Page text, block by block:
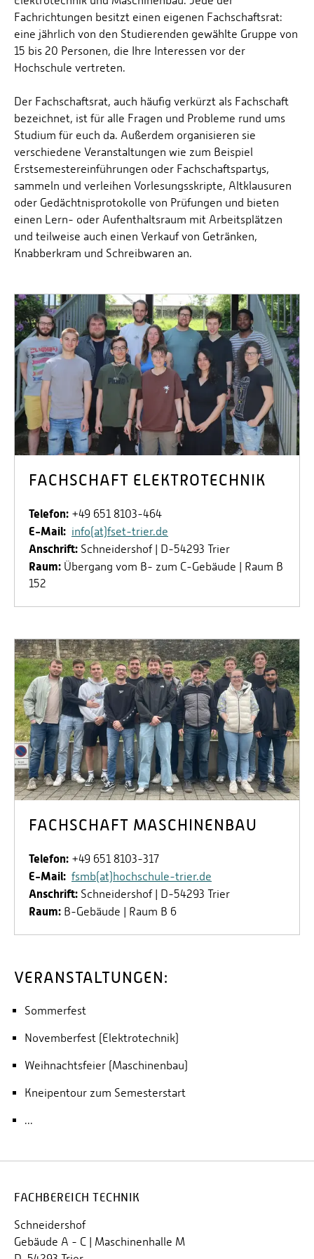
Fachrichtungen besitzt einen eigenen Fachschaftsrat:
eine jährlich von den Studierenden gewählte Gruppe von
15 bis 20 Personen, die Ihre Interessen vor der
Hochschule vertreten.
Der Fachschaftsrat, auch häufig verkürzt als Fachschaft
bezeichnet, ist für alle Fragen und Probleme rund ums
Studium für euch da. Außerdem organisieren sie
verschiedene Veranstaltungen wie zum Beispiel
Erstsemestereinführungen oder Fachschaftspartys,
sammeln und verleihen Vorlesungsskripte, Altklausuren
oder Gedächtnisprotokolle von Prüfungen und bieten
einen Lern- oder Aufenthaltsraum mit Arbeitsplätzen
und teilweise auch einen Verkauf von Getränken,
Knabberkram und Schreibwaren an.
FACHSCHAFT ELEKTROTECHNIK
Telefon: +49 651 8103-464
E-Mail: info(at)fset-trier.de
Anschrift: Schneidershof | D-54293 Trier
Raum: Übergang vom B- zum C-Gebäude | Raum B
152
FACHSCHAFT MASCHINENBAU
Telefon: +49 651 8103-317
E-Mail: fsmb(at)hochschule-trier.de
Anschrift: Schneidershof | D-54293 Trier
Raum: B-Gebäude | Raum B 6
VERANSTALTUNGEN:
Sommerfest
Novemberfest (Elektrotechnik)
Weihnachtsfeier (Maschinenbau)
Kneipentour zum Semesterstart
...
FACHBEREICH TECHNIK
Schneidershof
Gebäude A - C | Maschinenhalle M